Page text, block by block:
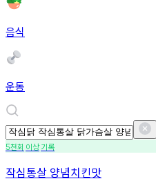
음식
운동
5천회 이상기록
작심통살 양념치킨맛